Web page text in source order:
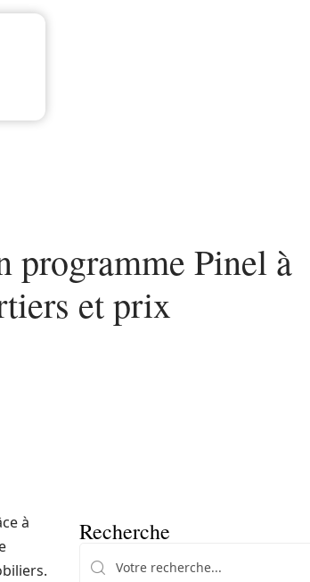
programme Pinel à
et prix
à
Recherche